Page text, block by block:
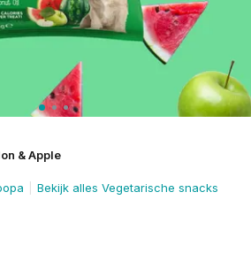
& Apple
Bekijk alles Vegetarische snacks